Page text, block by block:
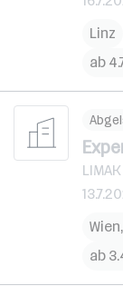
Linz
ab
Wien,
ab